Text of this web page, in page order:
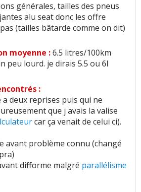
générales, tailles des pneus
alu seat donc les offre
(tailles bâtarde comme on dit)
moyenne :6.5 litres/100km
peu lourd. je dirais 5.5 ou 6l
:
deux reprises puis qui ne
que j avais la valise
car ça venait de celui ci).
avant problème connu (changé
difforme malgré parallélisme